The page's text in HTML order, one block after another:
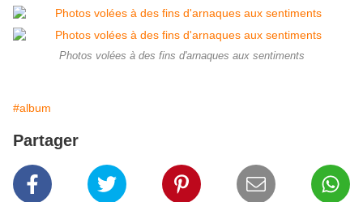
Photos volées à des fins d'arnaques aux sentiments
#album
Partager